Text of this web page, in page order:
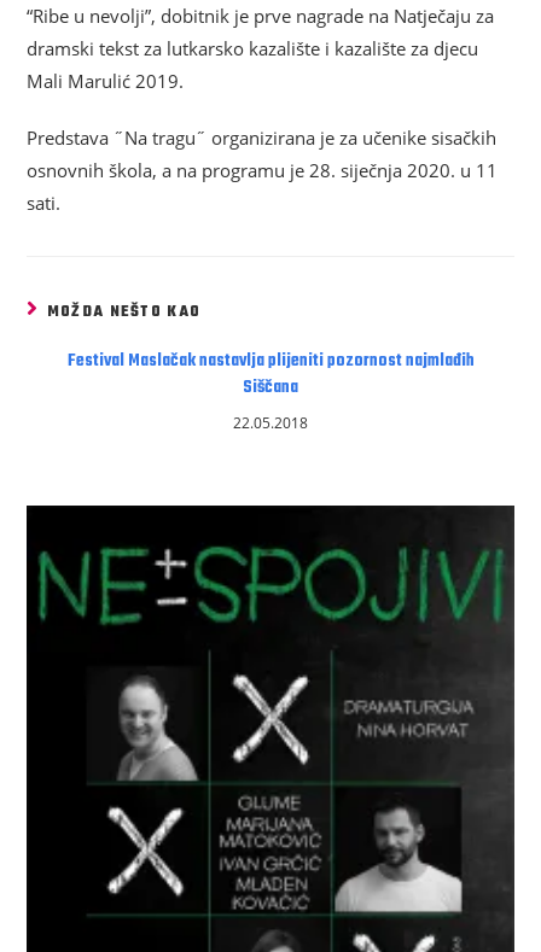
“Ribe u nevolji”, dobitnik je prve nagrade na Natječaju za
dramski tekst za lutkarsko kazalište i kazalište za djecu
Mali Marulić 2019.
Predstava ˝Na tragu˝ organizirana je za učenike sisačkih
osnovnih škola, a na programu je 28. siječnja 2020. u 11
sati.
MOŽDA NEŠTO KAO
Festival Maslačak nastavlja plijeniti pozornost najmlađih
Siščana
22.05.2018